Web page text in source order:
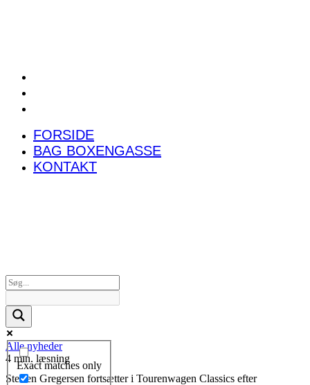
FORSIDE
BAG BOXENGASSE
KONTAKT
Exact matches only
Alle nyheder
4 min. læsning
Steffen Gregersen fortsætter i Tourenwagen Classics efter